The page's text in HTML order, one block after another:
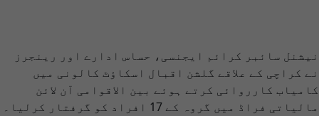
نیشنل سائبر کرائم ایجنسی، حساس ادارے اور رینجرز
نے کراچی کے علاقے گلشن اقبال اسکاؤٹ کالونی میں
کامیاب کارروائی کرتے ہوئے بین الاقوامی آن لائن
مالیاتی فراڈ میں گروہ کے 17 افراد کو گرفتار کرلیا۔